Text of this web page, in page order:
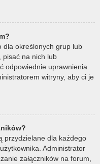
dla określonych grup lub
pisać na nich lub
odpowiednie uprawnienia.
witryny, aby ci je
przydzielane dla każdego
Administrator
załączników na forum,